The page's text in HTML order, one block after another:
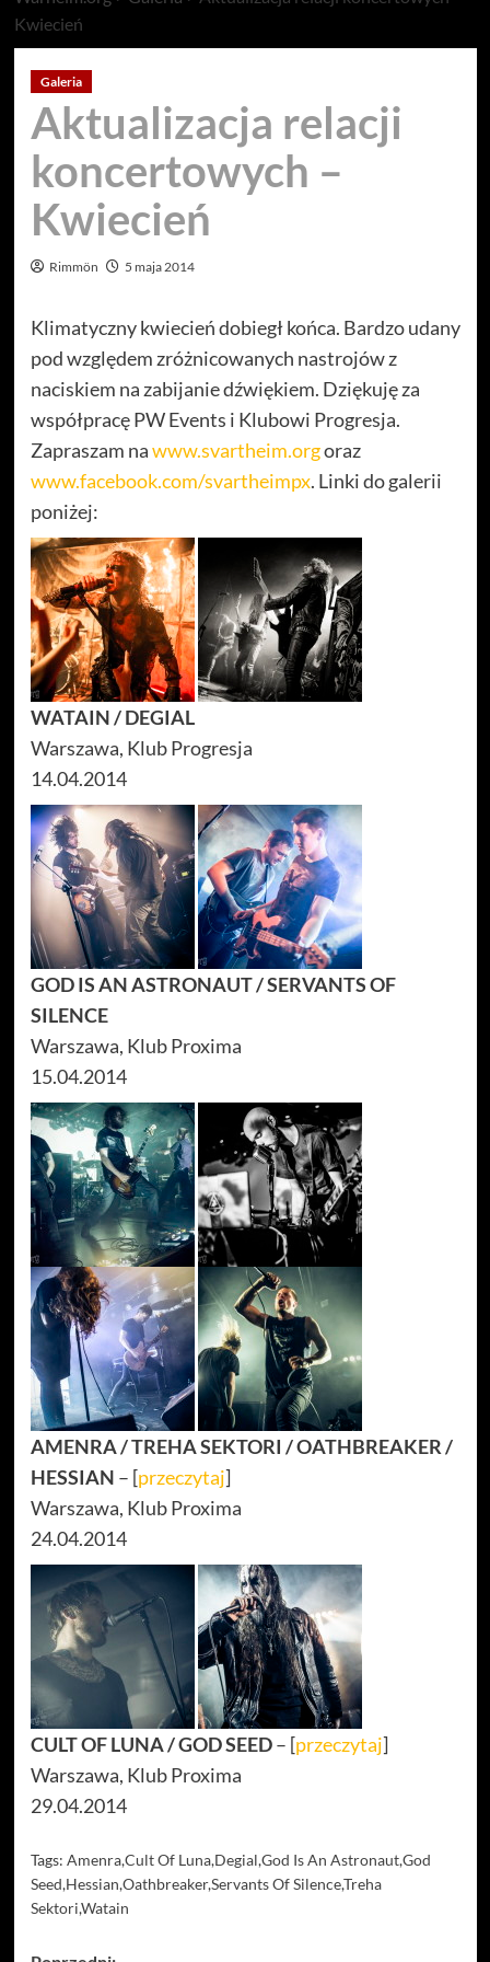
Kwiecień
Galeria
Aktualizacja relacji
koncertowych –
Kwiecień
Rimmön 5 maja 2014
Klimatyczny kwiecień dobiegł końca. Bardzo udany
pod względem zróżnicowanych nastrojów z
naciskiem na zabijanie dźwiękiem. Dziękuję za
współpracę PW Events i Klubowi Progresja.
Zapraszam nawww.svartheim.orgoraz
www.facebook.com/svartheimpx. Linki do galerii
poniżej:
WATAIN / DEGIAL
Warszawa, Klub Progresja
14.04.2014
GOD IS AN ASTRONAUT / SERVANTS OF
SILENCE
Warszawa, Klub Proxima
15.04.2014
AMENRA / TREHA SEKTORI / OATHBREAKER /
HESSIAN – [przeczytaj]
Warszawa, Klub Proxima
24.04.2014
CULT OF LUNA / GOD SEED– [przeczytaj]
Warszawa, Klub Proxima
29.04.2014
Tags: Amenra,Cult Of Luna,Degial,God Is An Astronaut,God
Seed,Hessian,Oathbreaker,Servants Of Silence,Treha
Sektori,Watain